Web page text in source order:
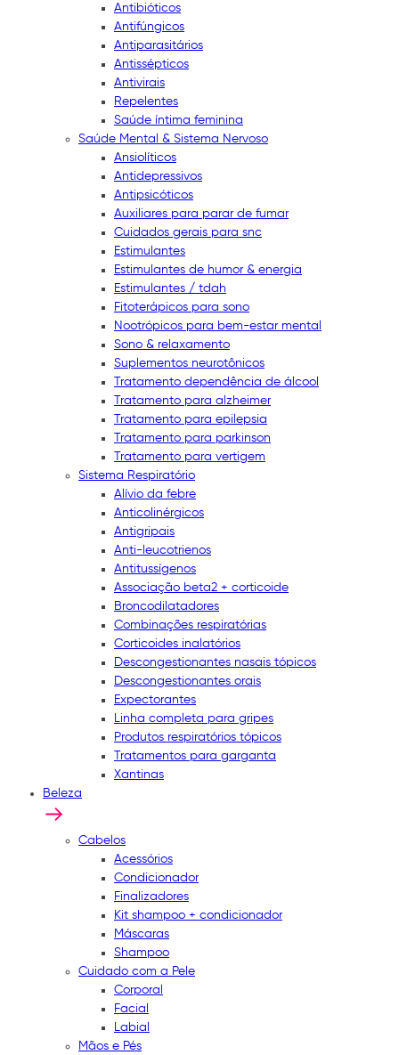
Antibióticos
Antifúngicos
Antiparasitários
Antissépticos
Antivirais
Repelentes
Saúde íntima feminina
Saúde Mental & Sistema Nervoso
Ansiolíticos
Antidepressivos
Antipsicóticos
Auxiliares para parar de fumar
Cuidados gerais para snc
Estimulantes
Estimulantes de humor & energia
Estimulantes / tdah
Fitoterápicos para sono
Nootrópicos para bem-estar mental
Sono & relaxamento
Suplementos neurotônicos
Tratamento dependência de álcool
Tratamento para alzheimer
Tratamento para epilepsia
Tratamento para parkinson
Tratamento para vertigem
Sistema Respiratório
Alívio da febre
Anticolinérgicos
Antigripais
Anti-leucotrienos
Antitussígenos
Associação beta2 + corticoide
Broncodilatadores
Combinações respiratórias
Corticoides inalatórios
Descongestionantes nasais tópicos
Descongestionantes orais
Expectorantes
Linha completa para gripes
Produtos respiratórios tópicos
Tratamentos para garganta
Xantinas
Beleza
Cabelos
Acessórios
Condicionador
Finalizadores
Kit shampoo + condicionador
Máscaras
Shampoo
Cuidado com a Pele
Corporal
Facial
Labial
Mãos e Pés